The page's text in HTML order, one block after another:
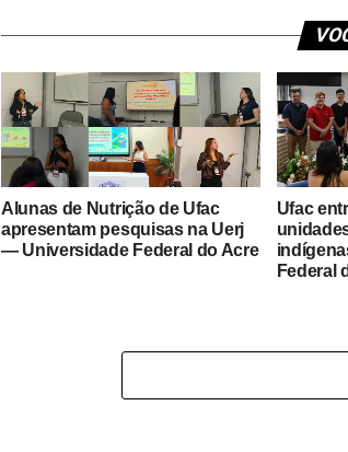
Alunas de Nutrição de Ufac
apresentam pesquisas na Uerj
— Universidade Federal do Acre
Ufac
Federal